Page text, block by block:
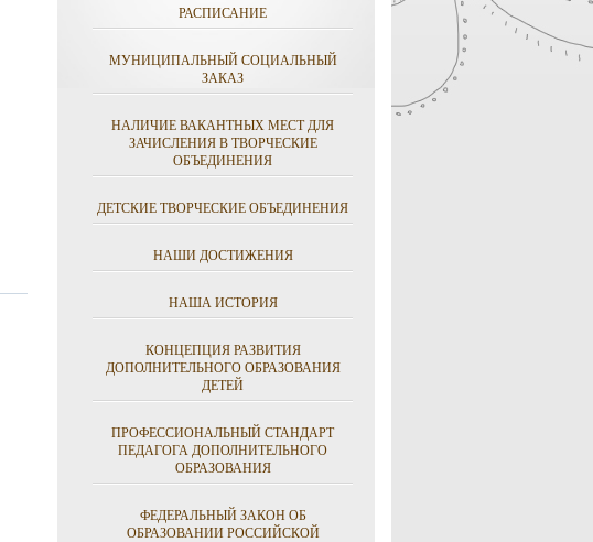
РАСПИСАНИЕ
МУНИЦИПАЛЬНЫЙ СОЦИАЛЬНЫЙ
ЗАКАЗ
НАЛИЧИЕ ВАКАНТНЫХ МЕСТ ДЛЯ
ЗАЧИСЛЕНИЯ В ТВОРЧЕСКИЕ
ОБЪЕДИНЕНИЯ
ДЕТСКИЕ ТВОРЧЕСКИЕ ОБЪЕДИНЕНИЯ
НАШИ ДОСТИЖЕНИЯ
НАША ИСТОРИЯ
КОНЦЕПЦИЯ РАЗВИТИЯ
ДОПОЛНИТЕЛЬНОГО ОБРАЗОВАНИЯ
ДЕТЕЙ
ПРОФЕССИОНАЛЬНЫЙ СТАНДАРТ
ПЕДАГОГА ДОПОЛНИТЕЛЬНОГО
ОБРАЗОВАНИЯ
ФЕДЕРАЛЬНЫЙ ЗАКОН ОБ
ОБРАЗОВАНИИ РОССИЙСКОЙ